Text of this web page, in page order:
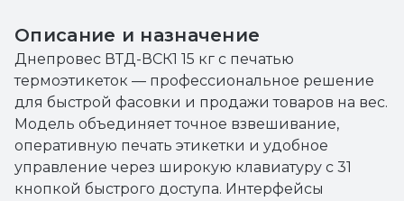
Описание и назначение
Днепровес ВТД-ВСК1 15 кг с печатью
термоэтикеток — профессиональное решение
для быстрой фасовки и продажи товаров на вес.
Модель объединяет точное взвешивание,
оперативную печать этикетки и удобное
управление через широкую клавиатуру с 31
кнопкой быстрого доступа. Интерфейсы